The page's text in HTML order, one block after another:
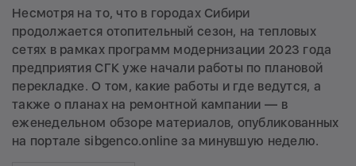
Несмотря на то, что в городах Сибири
продолжается отопительный сезон, на тепловых
сетях в рамках программ модернизации 2023 года
предприятия СГК уже начали работы по плановой
перекладке. О том, какие работы и где ведутся, а
также о планах на ремонтной кампании — в
еженедельном обзоре материалов, опубликованных
на портале sibgenco.online за минувшую неделю.